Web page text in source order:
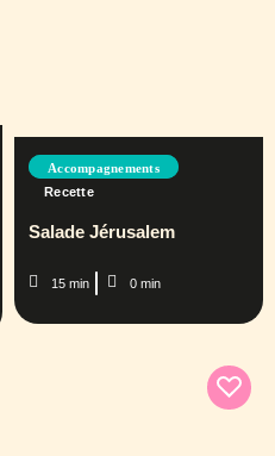
Accompagnements
Recette
Salade Jérusalem
15 min 0 min